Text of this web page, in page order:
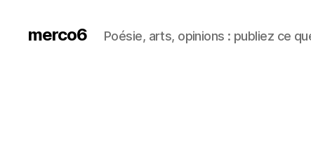
merco6 Poésie, arts, opinions : publiez ce